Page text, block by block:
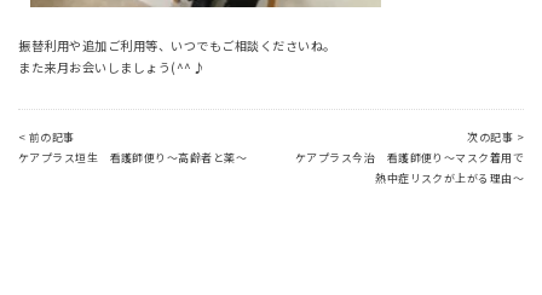
振替利用や追加ご利用等、いつでもご相談くださいね。
また来月お会いしましょう(^^♪
< 前の記事
ケアプラス垣生 看護師便り～高齢者と薬～
次の記事 >
ケアプラス今治 看護師便り～マスク着用で
熱中症リスクが上がる理由～